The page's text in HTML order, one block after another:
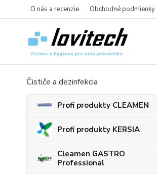
O nás a recenzie Obchodné podmienky
Čističe a dezinfekcia
Profi produkty CLEAMEN
Profi produkty KERSIA
Cleamen GASTRO
Professional